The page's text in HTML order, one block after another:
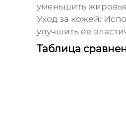
уменьшить
Уход за кожей:
улучшить ее
Таблица